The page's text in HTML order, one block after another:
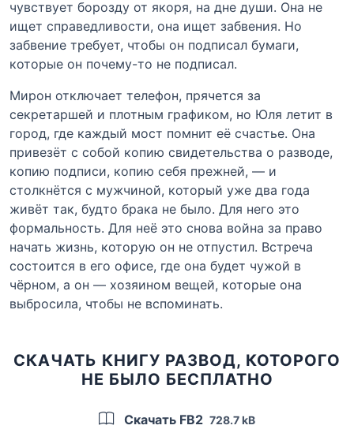
чувствует борозду от якоря, на дне души. Она не
ищет справедливости, она ищет забвения. Но
забвение требует, чтобы он подписал бумаги,
которые он почему-то не подписал.
Мирон отключает телефон, прячется за
секретаршей и плотным графиком, но Юля летит в
город, где каждый мост помнит её счастье. Она
привезёт с собой копию свидетельства о разводе,
копию подписи, копию себя прежней, — и
столкнётся с мужчиной, который уже два года
живёт так, будто брака не было. Для него это
формальность. Для неё это снова война за право
начать жизнь, которую он не отпустил. Встреча
состоится в его офисе, где она будет чужой в
чёрном, а он — хозяином вещей, которые она
выбросила, чтобы не вспоминать.
СКАЧАТЬ КНИГУ РАЗВОД, КОТОРОГО
НЕ БЫЛО БЕСПЛАТНО
Скачать FB2 728.7 kB